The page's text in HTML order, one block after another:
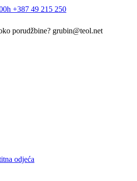
+387 49 215 250
porudžbine? grubin@teol.net
odjeća